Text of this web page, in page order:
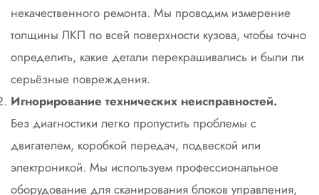
некачественного ремонта. Мы проводим измерение
толщины ЛКП по всей поверхности кузова, чтобы точно
определить, какие детали перекрашивались и были ли
серьёзные повреждения.
Игнорирование технических неисправностей.
Без диагностики легко пропустить проблемы с
двигателем, коробкой передач, подвеской или
электроникой. Мы используем профессиональное
оборудование для сканирования блоков управления,